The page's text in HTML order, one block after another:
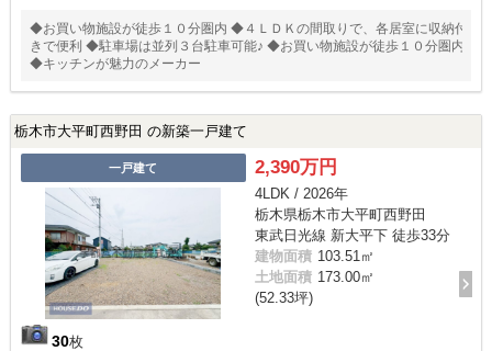
◆お買い物施設が徒歩１０分圏内 ◆４ＬＤＫの間取りで、各居室に収納付
きで便利 ◆駐車場は並列３台駐車可能♪ ◆お買い物施設が徒歩１０分圏内
◆キッチンが魅力のメーカー
栃木市大平町西野田 の新築一戸建て
一戸建て
30枚
2,390万円
4LDK / 2026年
栃木県栃木市大平町西野田
東武日光線 新大平下 徒歩33分
建物面積 103.51㎡
土地面積 173.00㎡
(52.33坪)